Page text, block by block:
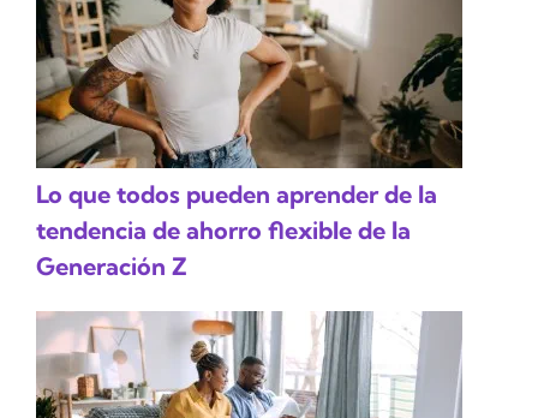
Lo que todos pueden aprender de la
tendencia de ahorro flexible de la
Generación Z